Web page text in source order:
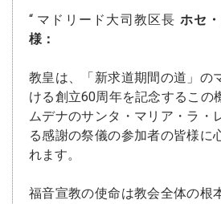
“ マドリード大司教区長 ホセ
様：
教皇は、「新求道期間の道」の
ける創立60周年を記念するこの
ムデナのサンタ・マリア・ラ・
る感謝の祭儀の参加者の皆様に
れます。
福音宣教の使命は教会全体の根